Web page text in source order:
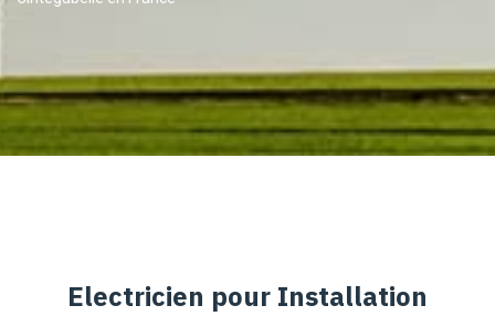
Electricien pour Installation